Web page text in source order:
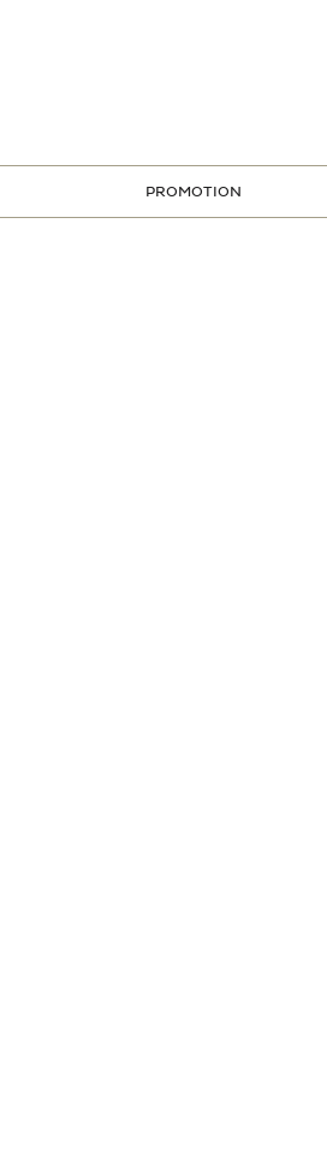
PROMOTION